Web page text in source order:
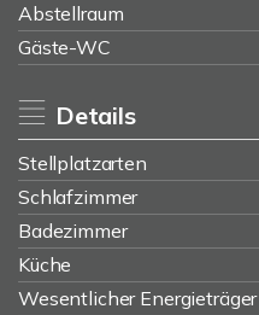
Abstellraum
Gäste-WC
Details
Stellplatzarten
Schlafzimmer
Badezimmer
Küche
Wesentlicher Energieträger